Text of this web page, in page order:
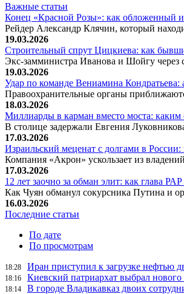
Важные статьи
Конец «Красной Розы»: как обложенный
Рейдер Александр Клячин, который
19.03.2026
Строительный спрут Цицкиева: как
Экс-замминистра Иванова и Шойгу
19.03.2026
Удар по команде Вениамина
Правоохранительные органы
18.03.2026
Миллиарды в карман вместо моста: каким
В столице задержали Евгения
17.03.2026
Израильский меценат с долгами в
Компания «Акрон» ускользает из
17.03.2026
12 лет заочно за обман элит: как глава
Как Чуян обманул сокурсника Путина и
16.03.2026
Последние статьи
По дате
По просмотрам
18:28 Иран приступил к загрузке нефтью
18:16 Киевский патриархат выбрал
18:14
В городе Владикавказ двоих